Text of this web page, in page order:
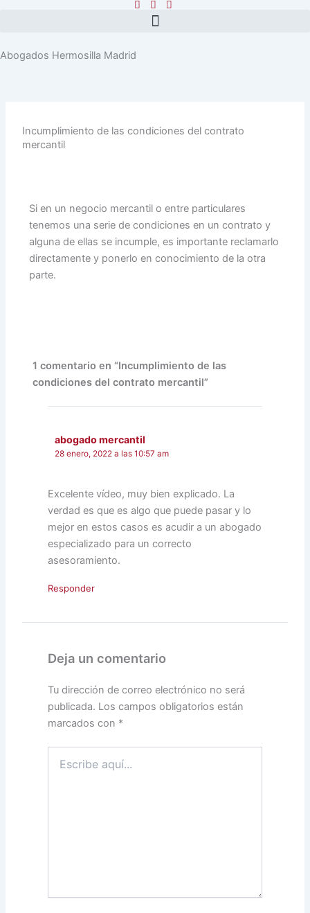
Abogados Hermosilla Madrid
Incumplimiento de las condiciones del contrato
mercantil
Si en un negocio mercantil o entre particulares
tenemos una serie de condiciones en un contrato y
alguna de ellas se incumple, es importante reclamarlo
directamente y ponerlo en conocimiento de la otra
parte.
1 comentario en “Incumplimiento de las
condiciones del contrato mercantil”
abogado mercantil
28 enero, 2022 a las 10:57 am
Excelente vídeo, muy bien explicado. La
verdad es que es algo que puede pasar y lo
mejor en estos casos es acudir a un abogado
especializado para un correcto
asesoramiento.
Responder
Deja un comentario
Tu dirección de correo electrónico no será
publicada. Los campos obligatorios están
marcados con *
aquí...